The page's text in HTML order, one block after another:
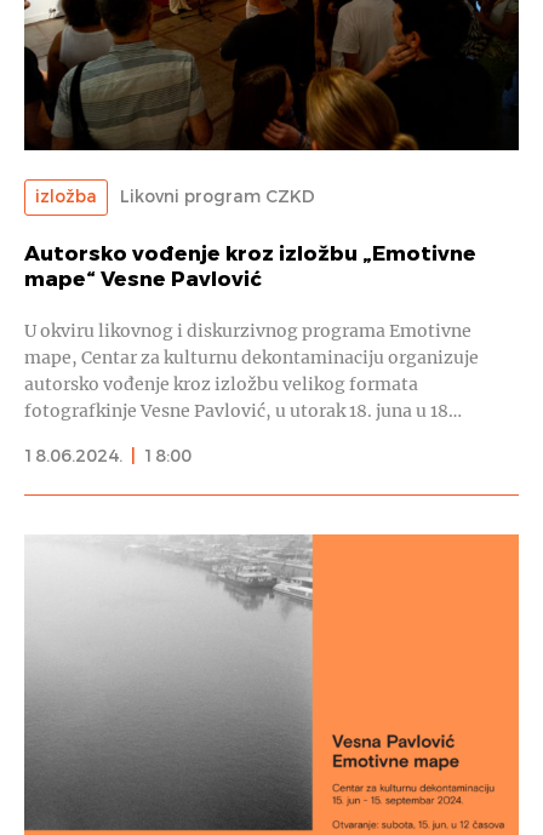
izložba Likovni program CZKD
Autorsko vođenje kroz izložbu „Emotivne
mape“ Vesne Pavlović
U okviru likovnog i diskurzivnog programa Emotivne
mape, Centar za kulturnu dekontaminaciju organizuje
autorsko vođenje kroz izložbu velikog formata
fotografkinje Vesne Pavlović, u utorak 18. juna u 18…
18.06.2024.
18:00